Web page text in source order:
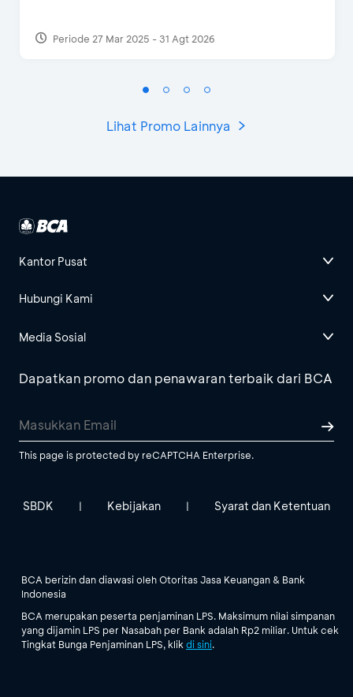
Periode 27 Mar 2025 - 31 Agt 2026
Lihat Promo Lainnya
Kantor Pusat
Hubungi Kami
Media Sosial
Dapatkan promo dan penawaran terbaik dari BCA
This page is protected by reCAPTCHA Enterprise.
SBDK | Kebijakan | Syarat dan Ketentuan
BCA berizin dan diawasi oleh Otoritas Jasa Keuangan & Bank
Indonesia
BCA merupakan peserta penjaminan LPS. Maksimum nilai simpanan
yang dijamin LPS per Nasabah per Bank adalah Rp2 miliar. Untuk cek
Tingkat Bunga Penjaminan LPS, klik di sini.